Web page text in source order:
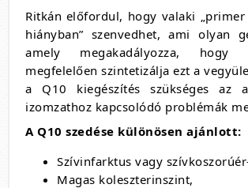
Ritkán előfordul, hogy valaki
hiányban” szenvedhet, ami olyan
amely megakadályozza, hogy
megfelelően szintetizálja ezt a
a Q10 kiegészítés szükséges az
izomzathoz kapcsolódó problémák
A Q10 szedése különösen ajánlott:
Szívinfarktus vagy
Magas koleszterinszint,